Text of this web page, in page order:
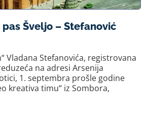
Šveljo – Stefanović
Vladana Stefanovića, registrovana
na adresi Arsenija
1. septembra prošle godine
kreativa timu“ iz Sombora,